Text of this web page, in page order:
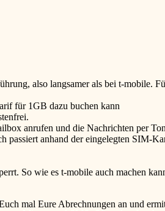
also langsamer als bei t-mobile.
für 1GB dazu buchen kann
anrufen und die Nachrichten per
anhand der eingelegten SIM-
So wie es t-mobile auch machen
mal Eure Abrechnungen an und